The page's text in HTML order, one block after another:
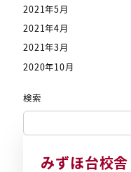
2021年5月
2021年4月
2021年3月
2020年10月
検索
みずほ台校舎